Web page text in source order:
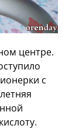
центре.
с